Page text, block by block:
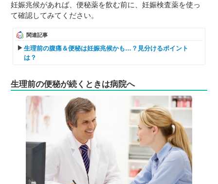
妊娠兆候があれば、便秘薬を飲む前に、妊娠検査薬を使っ
て確認してみてください。
関連記事
生理前の腹痛＆便秘は妊娠兆候かも…？見分けるポイント
は？
生理前の便秘が続くときは病院へ